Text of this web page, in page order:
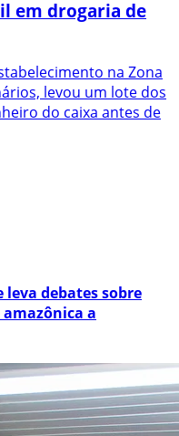
em drogaria de
na Zona
levou um lote dos
do caixa antes de
leva debates sobre
a